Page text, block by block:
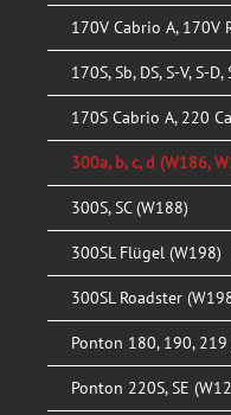
170V Cabrio A, 170V
170S, Sb, DS, S-V, S-
170S Cabrio A, 220
300a, b, c, d (W186,
300S, SC (W188)
300SL Flügel (W198)
300SL Roadster
Ponton 180, 190,
Ponton 220S, SE